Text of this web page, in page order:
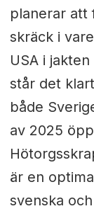
planerar att
skräck i
USA i
står det
både
av 2025
är en
svenska